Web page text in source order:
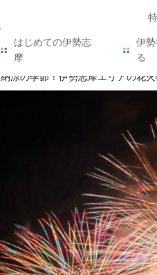
はじめての伊勢志
摩
伊
る
納涼の季節！伊勢志摩エリアの花